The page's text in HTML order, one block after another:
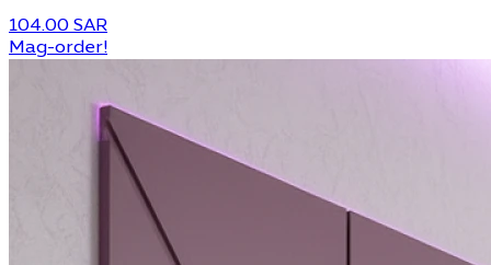
104.00 SAR
Mag-order!